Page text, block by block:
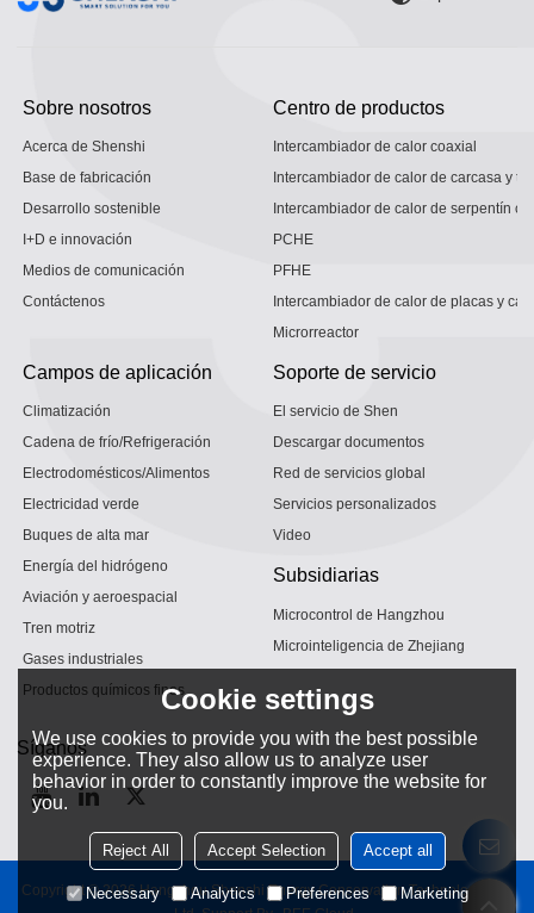
Sobre nosotros
Acerca de Shenshi
Base de fabricación
Desarrollo sostenible
I+D e innovación
Medios de comunicación
Contáctenos
Centro de productos
Intercambiador de calor coaxial
Intercambiador de calor de carcasa y
Intercambiador de calor de serpentín
PCHE
PFHE
Intercambiador de calor de placas y
Microrreactor
Campos de aplicación
Climatización
Cadena de frío/Refrigeración
Electrodomésticos/Alimentos
Electricidad verde
Buques de alta mar
Energía del hidrógeno
Aviación y aeroespacial
Tren motriz
Gases industriales
Productos químicos finos
Soporte de servicio
El servicio de Shen
Descargar documentos
Red de servicios global
Servicios personalizados
Video
Subsidiarias
Microcontrol de Hangzhou
Microinteligencia de Zhejiang
Síganos
Copyright © 2026Hangzhou Shenshi Energy Conservation Technology Co.,
Cookie settings
We use cookies to provide you with the best possible
experience. They also allow us to analyze user
behavior in order to constantly improve the website for
you.
Reject All Accept Selection Accept all
Necessary Analytics Preferences Marketing